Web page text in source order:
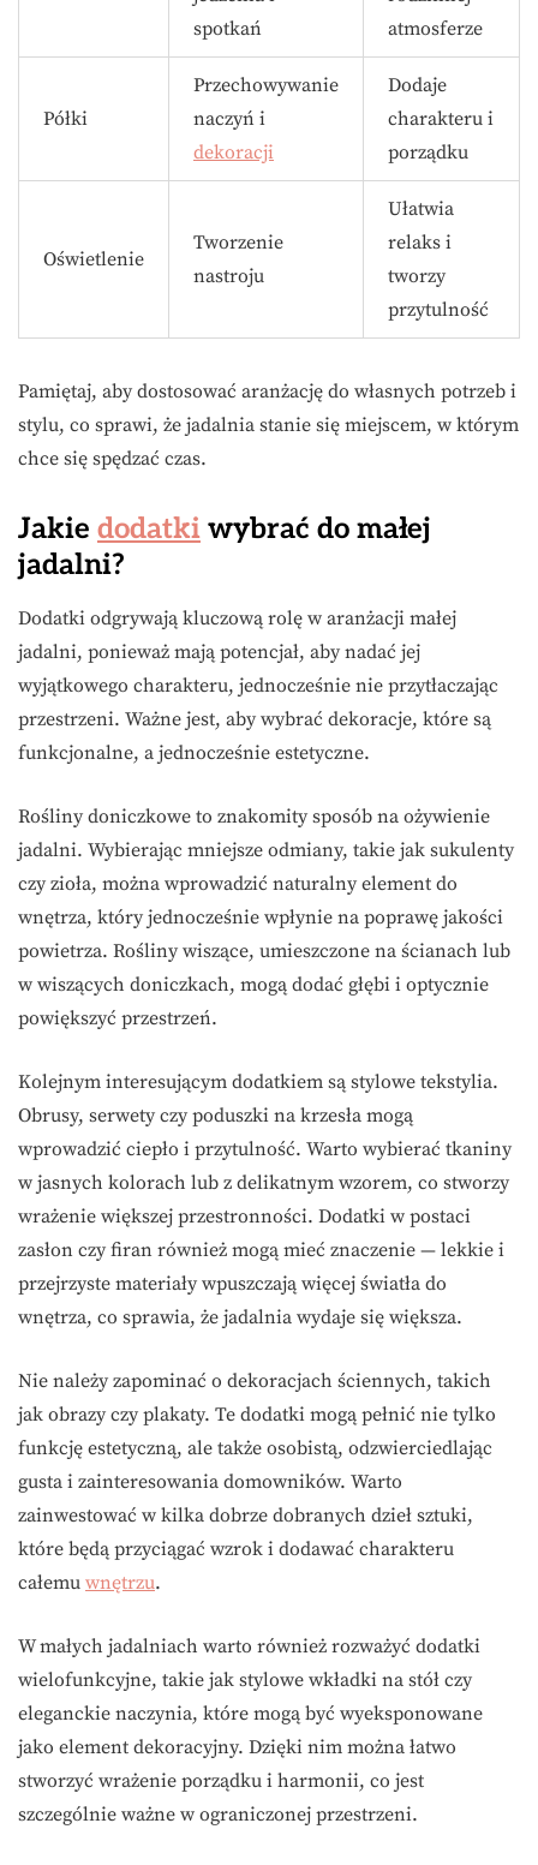
spotkań
atmosferze
Półki
Przechowywanie
naczyń i
dekoracji
Dodaje
charakteru i
porządku
Oświetlenie
Tworzenie
nastroju
Ułatwia
relaks i
tworzy
przytulność
Pamiętaj, aby dostosować aranżację do własnych potrzeb i
stylu, co sprawi, że jadalnia stanie się miejscem, w którym
chce się spędzać czas.
Jakie dodatki wybrać do małej
jadalni?
Dodatki odgrywają kluczową rolę w aranżacji małej
jadalni, ponieważ mają potencjał, aby nadać jej
wyjątkowego charakteru, jednocześnie nie przytłaczając
przestrzeni. Ważne jest, aby wybrać dekoracje, które są
funkcjonalne, a jednocześnie estetyczne.
Rośliny doniczkowe to znakomity sposób na ożywienie
jadalni. Wybierając mniejsze odmiany, takie jak sukulenty
czy zioła, można wprowadzić naturalny element do
wnętrza, który jednocześnie wpłynie na poprawę jakości
powietrza. Rośliny wiszące, umieszczone na ścianach lub
w wiszących doniczkach, mogą dodać głębi i optycznie
powiększyć przestrzeń.
Kolejnym interesującym dodatkiem są stylowe tekstylia.
Obrusy, serwety czy poduszki na krzesła mogą
wprowadzić ciepło i przytulność. Warto wybierać tkaniny
w jasnych kolorach lub z delikatnym wzorem, co stworzy
wrażenie większej przestronności. Dodatki w postaci
zasłon czy firan również mogą mieć znaczenie — lekkie i
przejrzyste materiały wpuszczają więcej światła do
wnętrza, co sprawia, że jadalnia wydaje się większa.
Nie należy zapominać o dekoracjach ściennych, takich
jak obrazy czy plakaty. Te dodatki mogą pełnić nie tylko
funkcję estetyczną, ale także osobistą, odzwierciedlając
gusta i zainteresowania domowników. Warto
zainwestować w kilka dobrze dobranych dzieł sztuki,
które będą przyciągać wzrok i dodawać charakteru
całemu wnętrzu.
W małych jadalniach warto również rozważyć dodatki
wielofunkcyjne, takie jak stylowe wkładki na stół czy
eleganckie naczynia, które mogą być wyeksponowane
jako element dekoracyjny. Dzięki nim można łatwo
stworzyć wrażenie porządku i harmonii, co jest
szczególnie ważne w ograniczonej przestrzeni.